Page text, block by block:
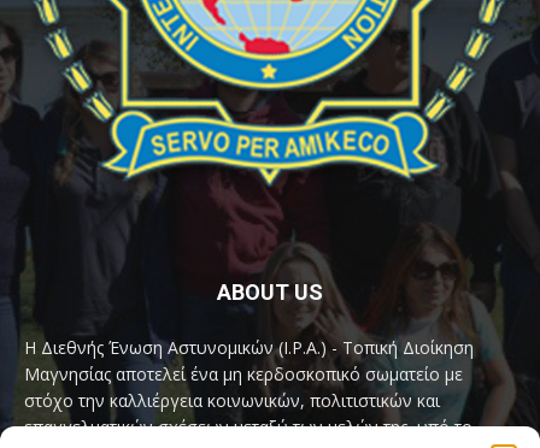
ABOUT US
Η Διεθνής Ένωση Αστυνομικών (I.P.A.) - Τοπική Διοίκηση
Μαγνησίας αποτελεί ένα μη κερδοσκοπικό σωματείο με
στόχο την καλλιέργεια κοινωνικών, πολιτιστικών και
επαγγελματικών σχέσεων μεταξύ των μελών της, υπό το